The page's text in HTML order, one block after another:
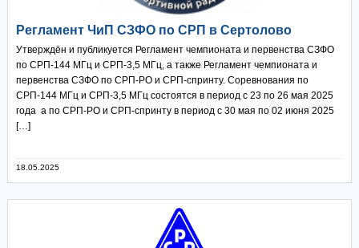
Регламент ЧиП СЗФО по СРП в Сертолово
Утверждён и публикуется Регламент чемпионата и первенства СЗФО
по СРП-144 МГц и СРП-3,5 МГц, а также Регламент чемпионата и
первенства СЗФО по СРП-РО и СРП-спринту. Соревнования по
СРП-144 МГц и СРП-3,5 МГц состоятся в период с 23 по 26 мая 2025
года а по СРП-РО и СРП-спринту в период с 30 мая по 02 июня 2025
[…]
18.05.2025